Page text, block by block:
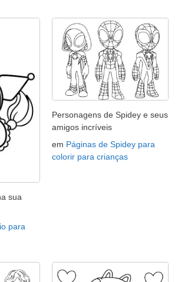
sua
para
Personagens de Spidey e seus
amigos incríveis
em Páginas de Spidey para
colorir para crianças